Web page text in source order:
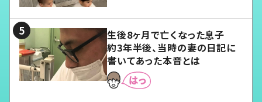
生後8ヶ月で亡くなった息子
約3年半後、当時の妻の日記に
書いてあった本音とは